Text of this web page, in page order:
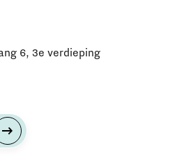
6, 3e verdieping